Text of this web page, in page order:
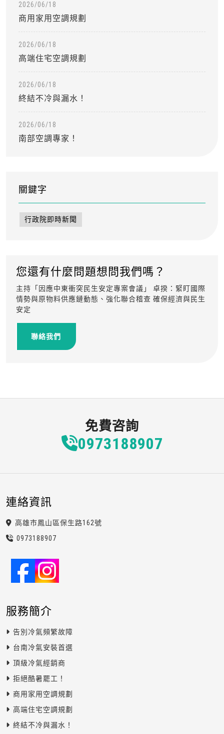
2026/06/18
商用家用空調規劃
2026/06/18
高端住宅空調規劃
2026/06/18
終結不冷與漏水！
2026/06/18
南部空調專家！
關鍵字
行政院即時新聞
您還有什麼問題想問我們嗎？
主持「因應中東衝突民生安定專案會議」 卓揆：緊盯國際
情勢與原物料供應鏈動態、強化聯合稽查 確保經濟與民生
安定
聯絡我們
免費咨詢
0973188907
服務簡介
告別冷氣頻繁故障
台南冷氣安裝首選
頂級冷氣經銷商
拒絕酷暑罷工！
商用家用空調規劃
高端住宅空調規劃
終結不冷與漏水！
連絡資訊
高雄市鳳山區保生路162號
09731 88907